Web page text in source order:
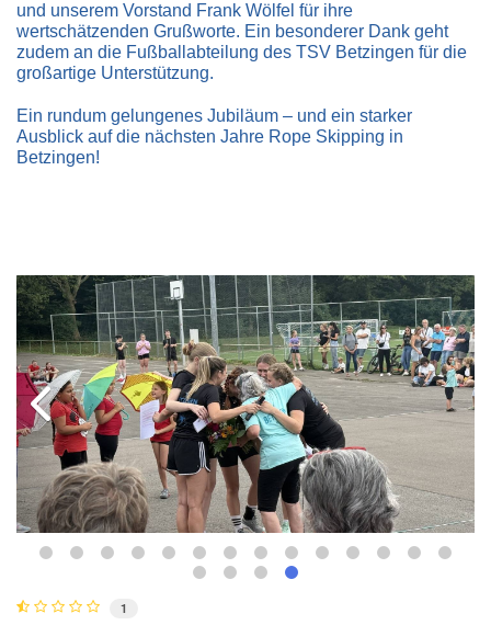
und unserem Vorstand Frank Wölfel für ihre
wertschätzenden Grußworte. Ein besonderer Dank geht
zudem an die Fußballabteilung des TSV Betzingen für die
großartige Unterstützung.
Ein rundum gelungenes Jubiläum – und ein starker
Ausblick auf die nächsten Jahre Rope Skipping in
Betzingen!
1